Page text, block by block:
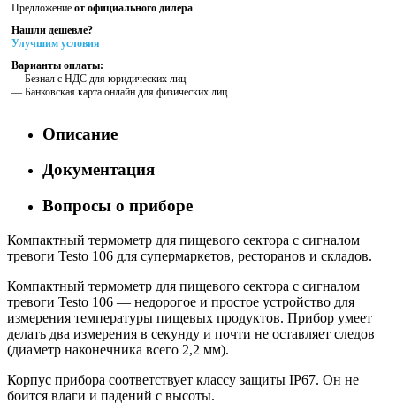
Предложение от официального дилера
Нашли дешевле?
Улучшим условия
Варианты оплаты:
— Безнал с НДС для юридических лиц
— Банковская карта онлайн для физических лиц
Описание
Документация
Вопросы о приборе
Компактный термометр для пищевого сектора с сигналом
тревоги Testo 106 для супермаркетов, ресторанов и складов.
Компактный термометр для пищевого сектора с сигналом
тревоги Testo 106 — недорогое и простое устройство для
измерения температуры пищевых продуктов. Прибор умеет
делать два измерения в секунду и почти не оставляет следов
(диаметр наконечника всего 2,2 мм).
Корпус прибора соответствует классу защиты IP67. Он не
боится влаги и падений с высоты.